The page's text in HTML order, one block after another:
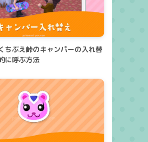
ちぶえ峠のキャンパーの入れ替
に呼ぶ方法